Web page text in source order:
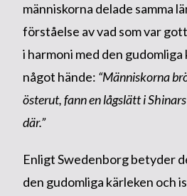
människorna delade samma
förståelse av vad som var
i harmoni med den
något hände: “Människorna
österut, fann en lågslätt i
där.”
Enligt Swedenborg betyder
den gudomliga kärleken och